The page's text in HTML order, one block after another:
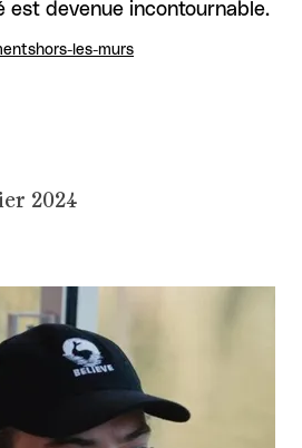
est devenue incontournable.
hors-les-murs
2024